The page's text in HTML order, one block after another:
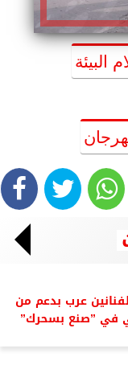
البيئة
عرب بدعم من
في ”صنع بسحرك”